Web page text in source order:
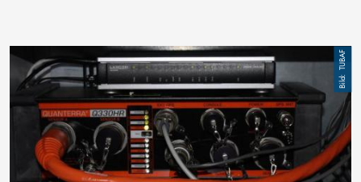
Image TUBAF